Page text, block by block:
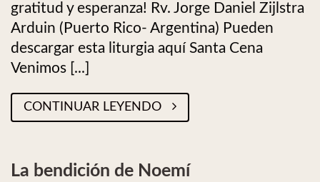
gratitud y esperanza! Rv. Jorge Daniel Zijlstra
Arduin (Puerto Rico- Argentina) Pueden
descargar esta liturgia aquí Santa Cena
Venimos [...]
CONTINUAR LEYENDO
La bendición de Noemí